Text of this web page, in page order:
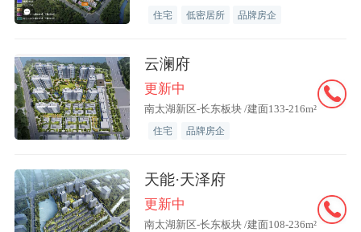
主导的片区6个（大吴兴区3个、南浔区3个），占17.65%；商住、文旅综合
功能及公共服务片区28个（大吴兴区18个、南浔区10个），占比 82.35%。
埭溪镇文商综合体规划批前公示来啦
6月7日，湖州市自然资源和规划局发布埭溪镇文商综合体项目（198-2号地
块）规划批前公示。
住宅 低密居所 品牌房企
云澜府
更新中
南太湖新区-长东板块 /建面133-216m²
住宅 品牌房企
天能·天泽府
更新中
南太湖新区-长东板块 /建面108-236m²